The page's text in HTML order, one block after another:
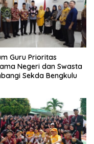
Guru Prioritas
Negeri dan Swasta
Sekda Bengkulu